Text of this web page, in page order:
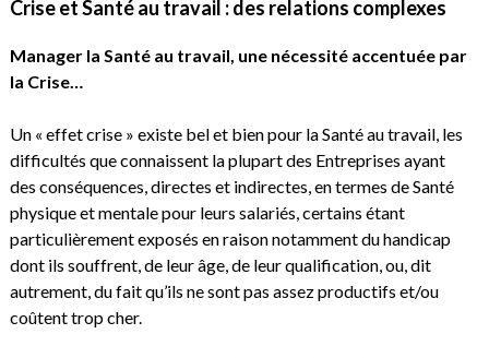
Crise et Santé au travail : des relations complexes
Manager la Santé au travail, une nécessité accentuée par
la Crise…
Un « effet crise » existe bel et bien pour la Santé au travail, les
difficultés que connaissent la plupart des Entreprises ayant
des conséquences, directes et indirectes, en termes de Santé
physique et mentale pour leurs salariés, certains étant
particulièrement exposés en raison notamment du handicap
dont ils souffrent, de leur âge, de leur qualification, ou, dit
autrement, du fait qu’ils ne sont pas assez productifs et/ou
coûtent trop cher.